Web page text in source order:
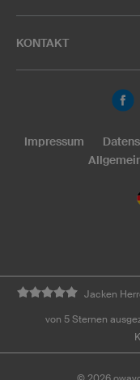
KONTAKT
Impressum
Jacken
von 5 Sternen